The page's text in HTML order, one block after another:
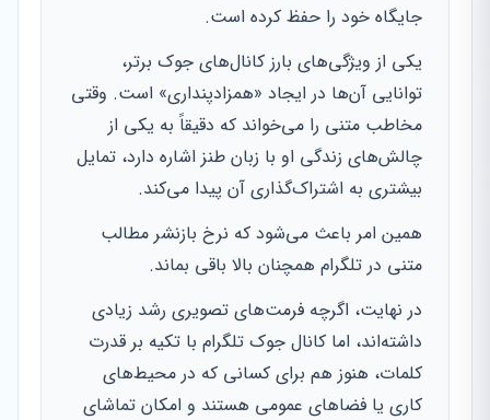
جایگاه خود را حفظ کرده است.
یکی از ویژگی‌های بارز کانال‌های جوک برتر،
توانایی آن‌ها در ایجاد «همزادپنداری» است. وقتی
مخاطب متنی را می‌خواند که دقیقاً به یکی از
چالش‌های زندگی او با زبان طنز اشاره دارد، تمایل
بیشتری به اشتراک‌گذاری آن پیدا می‌کند.
همین امر باعث می‌شود که نرخ بازنشر مطالب
متنی در تلگرام همچنان بالا باقی بماند.
در نهایت، اگرچه فرمت‌های تصویری رشد زیادی
داشته‌اند، اما کانال جوک تلگرام با تکیه بر قدرت
کلمات، هنوز هم برای کسانی که در محیط‌های
کاری یا فضاهای عمومی هستند و امکان تماشای